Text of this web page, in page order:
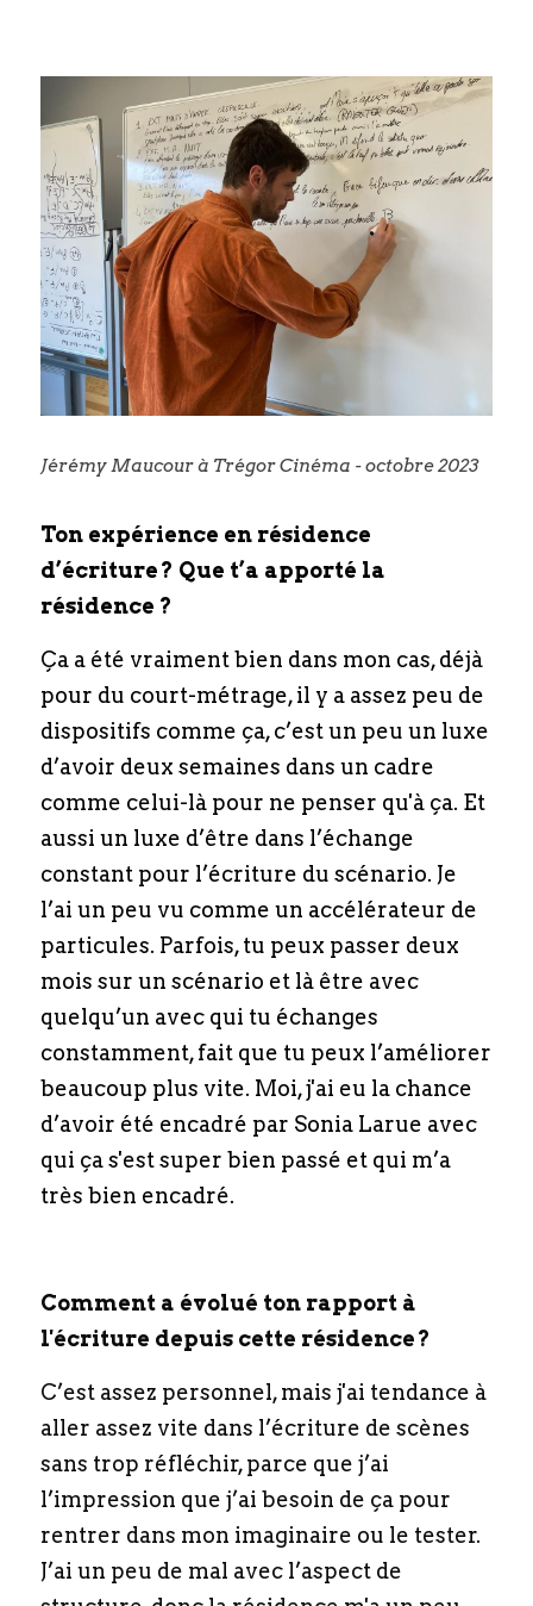
Jérémy Maucour à Trégor Cinéma - octobre 2023
Ton expérience en résidence
d’écriture ? Que t’a apporté la
résidence ?
Ça a été vraiment bien dans mon cas, déjà
pour du court-métrage, il y a assez peu de
dispositifs comme ça, c’est un peu un luxe
d’avoir deux semaines dans un cadre
comme celui-là pour ne penser qu'à ça. Et
aussi un luxe d’être dans l’échange
constant pour l’écriture du scénario. Je
l’ai un peu vu comme un accélérateur de
particules. Parfois, tu peux passer deux
mois sur un scénario et là être avec
quelqu’un avec qui tu échanges
constamment, fait que tu peux l’améliorer
beaucoup plus vite. Moi, j'ai eu la chance
d’avoir été encadré par Sonia Larue avec
qui ça s'est super bien passé et qui m’a
très bien encadré.
Comment a évolué ton rapport à
l'écriture depuis cette résidence ?
C’est assez personnel, mais j'ai tendance à
aller assez vite dans l’écriture de scènes
sans trop réfléchir, parce que j’ai
l’impression que j’ai besoin de ça pour
rentrer dans mon imaginaire ou le tester.
J’ai un peu de mal avec l’aspect de